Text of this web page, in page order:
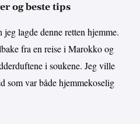
og beste tips
jeg lagde denne retten hjemme.
fra en reise i Marokko og
i soukene. Jeg ville
som var både hjemmekoselig